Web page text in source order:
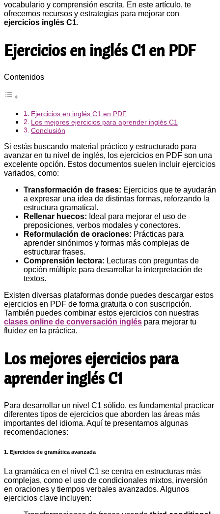
vocabulario y comprensión escrita. En este artículo, te
ofrecemos recursos y estrategias para mejorar con
ejercicios inglés C1.
Ejercicios en inglés C1 en PDF
Contenidos
Ejercicios en inglés C1 en PDF
Los mejores ejercicios para aprender inglés C1
Conclusión
Si estás buscando material práctico y estructurado para
avanzar en tu nivel de inglés, los ejercicios en PDF son una
excelente opción. Estos documentos suelen incluir ejercicios
variados, como:
Transformación de frases: Ejercicios que te ayudarán
a expresar una idea de distintas formas, reforzando la
estructura gramatical.
Rellenar huecos: Ideal para mejorar el uso de
preposiciones, verbos modales y conectores.
Reformulación de oraciones: Prácticas para
aprender sinónimos y formas más complejas de
estructurar frases.
Comprensión lectora: Lecturas con preguntas de
opción múltiple para desarrollar la interpretación de
textos.
Existen diversas plataformas donde puedes descargar estos
ejercicios en PDF de forma gratuita o con suscripción.
También puedes combinar estos ejercicios con nuestras
clases online de conversación inglés para mejorar tu
fluidez en la práctica.
Los mejores ejercicios para
aprender inglés C1
Para desarrollar un nivel C1 sólido, es fundamental practicar
diferentes tipos de ejercicios que aborden las áreas más
importantes del idioma. Aquí te presentamos algunas
recomendaciones:
1. Ejercicios de gramática avanzada
La gramática en el nivel C1 se centra en estructuras más
complejas, como el uso de condicionales mixtos, inversión
en oraciones y tiempos verbales avanzados. Algunos
ejercicios clave incluyen: